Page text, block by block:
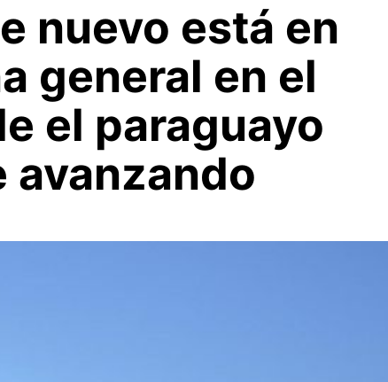
nuevo está en
general en el
el paraguayo
avanzando